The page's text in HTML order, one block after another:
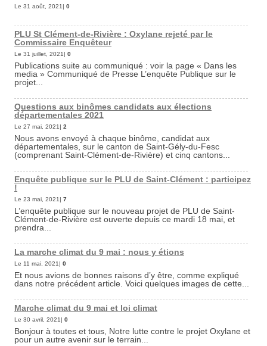
Le 31 août, 2021| 0
PLU St Clément-de-Rivière : Oxylane rejeté par le
Commissaire Enquêteur
Le 31 juillet, 2021| 0
Publications suite au communiqué : voir la page « Dans les
media » Communiqué de Presse L’enquête Publique sur le
projet...
Questions aux binômes candidats aux élections
départementales 2021
Le 27 mai, 2021| 2
Nous avons envoyé à chaque binôme, candidat aux
départementales, sur le canton de Saint-Gély-du-Fesc
(comprenant Saint-Clément-de-Rivière) et cinq cantons...
Enquête publique sur le PLU de Saint-Clément : participez
!
Le 23 mai, 2021| 7
L’enquête publique sur le nouveau projet de PLU de Saint-
Clément-de-Rivière est ouverte depuis ce mardi 18 mai, et
prendra...
La marche climat du 9 mai : nous y étions
Le 11 mai, 2021| 0
Et nous avions de bonnes raisons d’y être, comme expliqué
dans notre précédent article. Voici quelques images de cette...
Marche climat du 9 mai et loi climat
Le 30 avril, 2021| 0
Bonjour à toutes et tous, Notre lutte contre le projet Oxylane et
pour un autre avenir sur le terrain...